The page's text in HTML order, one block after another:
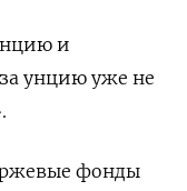
и
унцию уже не
фонды